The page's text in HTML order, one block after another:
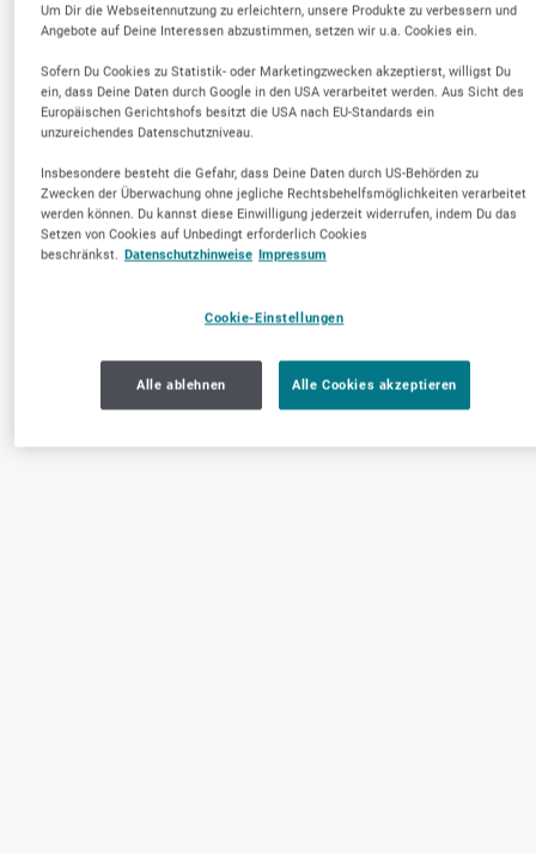
Um Dir die Webseitennutzung zu erleichtern, unsere Produkte zu verbessern und
Angebote auf Deine Interessen abzustimmen, setzen wir u.a. Cookies ein.
Sofern Du Cookies zu Statistik- oder Marketingzwecken akzeptierst, willigst Du
ein, dass Deine Daten durch Google in den USA verarbeitet werden. Aus Sicht des
Europäischen Gerichtshofs besitzt die USA nach EU-Standards ein
unzureichendes Datenschutzniveau.
Insbesondere besteht die Gefahr, dass Deine Daten durch US-Behörden zu
Zwecken der Überwachung ohne jegliche Rechtsbehelfsmöglichkeiten verarbeitet
werden können. Du kannst diese Einwilligung jederzeit widerrufen, indem Du das
Setzen von Cookies auf Unbedingt erforderlich Cookies
beschränkst. Datenschutzhinweise Impressum
Cookie-Einstellungen
Alle ablehnen Alle Cookies akzeptieren